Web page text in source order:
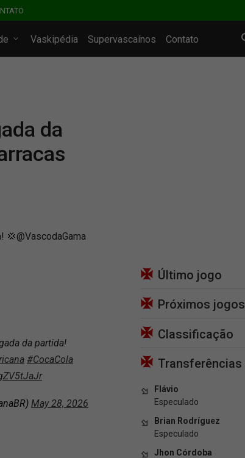
Vaskipédia Supervascaínos Contato
da
💢@VascodaGama
da partida!
#CocaCola
May 28, 2026
Último jogo
Próximos jogos
Classificação
Transferências
Flávio
Especulado
Brian Rodríguez
Especulado
Jhon Córdoba